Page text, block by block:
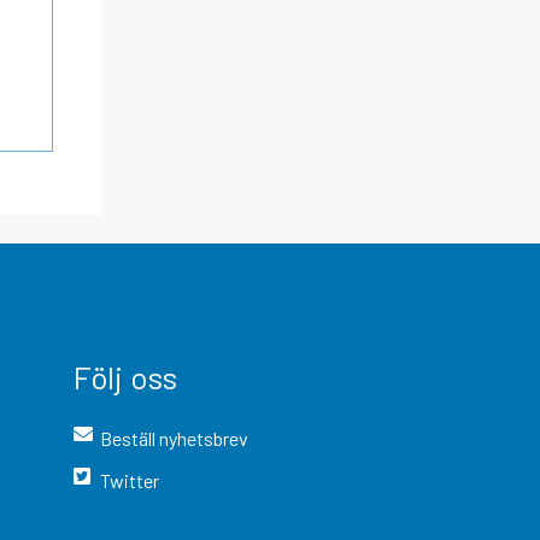
Följ oss
Beställ nyhetsbrev
Twitter